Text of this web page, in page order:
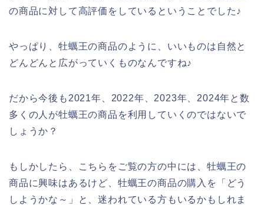
の商品に対して高評価をしているということでした♪
やっぱり、牡蠣王の商品のように、いいものは自然と
どんどんと広がっていくものなんですね♪
だから今後も2021年、2022年、2023年、2024年と数
多くの人が牡蠣王の商品を利用していくのではないで
しょうか？
もしかしたら、こちらをご覧の方の中には、牡蠣王の
商品に興味はあるけど、牡蠣王の商品の購入を「どう
しようかな～」と、迷われている方もいるかもしれま